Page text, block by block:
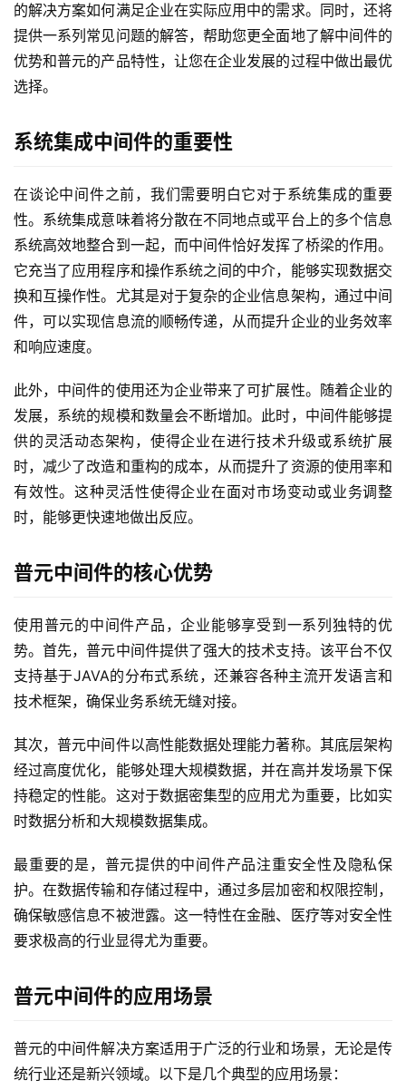
最
新
活
品
解
决
的解决方案如何满足企业在实际应用中的需求。同时，还将
提供一系列常见问题的解答，帮助您更全面地了解中间件的
优势和普元的产品特性，让您在企业发展的过程中做出最优
选择。
系统集成中间件的重要性
在谈论中间件之前，我们需要明白它对于系统集成的重要
性。系统集成意味着将分散在不同地点或平台上的多个信息
系统高效地整合到一起，而中间件恰好发挥了桥梁的作用。
它充当了应用程序和操作系统之间的中介，能够实现数据交
换和互操作性。尤其是对于复杂的企业信息架构，通过中间
件，可以实现信息流的顺畅传递，从而提升企业的业务效率
和响应速度。
此外，中间件的使用还为企业带来了可扩展性。随着企业的
发展，系统的规模和数量会不断增加。此时，中间件能够提
供的灵活动态架构，使得企业在进行技术升级或系统扩展
时，减少了改造和重构的成本，从而提升了资源的使用率和
有效性。这种灵活性使得企业在面对市场变动或业务调整
时，能够更快速地做出反应。
普元中间件的核心优势
使用普元的中间件产品，企业能够享受到一系列独特的优
势。首先，普元中间件提供了强大的技术支持。该平台不仅
支持基于JAVA的分布式系统，还兼容各种主流开发语言和
技术框架，确保业务系统无缝对接。
其次，普元中间件以高性能数据处理能力著称。其底层架构
经过高度优化，能够处理大规模数据，并在高并发场景下保
持稳定的性能。这对于数据密集型的应用尤为重要，比如实
时数据分析和大规模数据集成。
最重要的是，普元提供的中间件产品注重安全性及隐私保
护。在数据传输和存储过程中，通过多层加密和权限控制，
确保敏感信息不被泄露。这一特性在金融、医疗等对安全性
要求极高的行业显得尤为重要。
普元中间件的应用场景
普元的中间件解决方案适用于广泛的行业和场景，无论是传
统行业还是新兴领域。以下是几个典型的应用场景：